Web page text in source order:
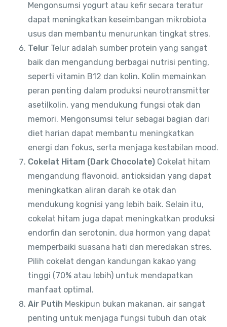
Mengonsumsi yogurt atau kefir secara teratur
dapat meningkatkan keseimbangan mikrobiota
usus dan membantu menurunkan tingkat stres.
Telur Telur adalah sumber protein yang sangat
baik dan mengandung berbagai nutrisi penting,
seperti vitamin B12 dan kolin. Kolin memainkan
peran penting dalam produksi neurotransmitter
asetilkolin, yang mendukung fungsi otak dan
memori. Mengonsumsi telur sebagai bagian dari
diet harian dapat membantu meningkatkan
energi dan fokus, serta menjaga kestabilan mood.
Cokelat Hitam (Dark Chocolate) Cokelat hitam
mengandung flavonoid, antioksidan yang dapat
meningkatkan aliran darah ke otak dan
mendukung kognisi yang lebih baik. Selain itu,
cokelat hitam juga dapat meningkatkan produksi
endorfin dan serotonin, dua hormon yang dapat
memperbaiki suasana hati dan meredakan stres.
Pilih cokelat dengan kandungan kakao yang
tinggi (70% atau lebih) untuk mendapatkan
manfaat optimal.
Air Putih Meskipun bukan makanan, air sangat
penting untuk menjaga fungsi tubuh dan otak